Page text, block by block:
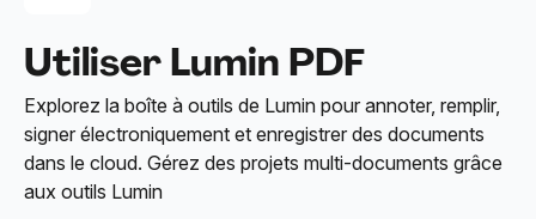
Utiliser Lumin PDF
Explorez la boîte à outils de Lumin pour annoter, remplir,
signer électroniquement et enregistrer des documents
dans le cloud. Gérez des projets multi-documents grâce
aux outils Lumin